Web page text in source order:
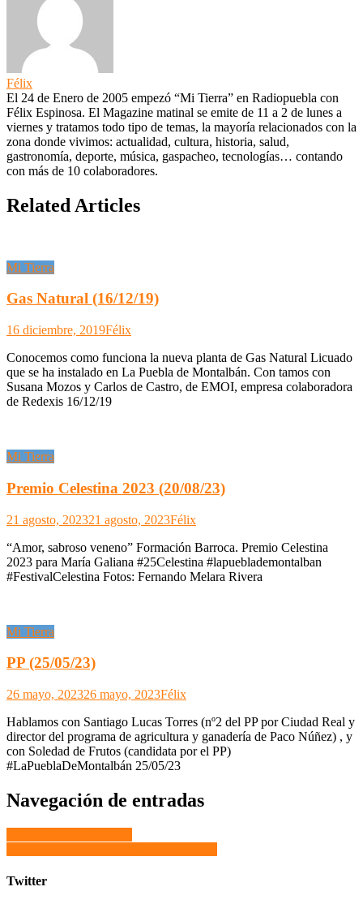
Félix
El 24 de Enero de 2005 empezó “Mi Tierra” en Radiopuebla con
Félix Espinosa. El Magazine matinal se emite de 11 a 2 de lunes a
viernes y tratamos todo tipo de temas, la mayoría relacionados con la
zona donde vivimos: actualidad, cultura, historia, salud,
gastronomía, deporte, música, gaspacheo, tecnologías… contando
con más de 10 colaboradores.
Related Articles
Mi Tierra
Gas Natural (16/12/19)
16 diciembre, 2019Félix
Conocemos como funciona la nueva planta de Gas Natural Licuado
que se ha instalado en La Puebla de Montalbán. Con tamos con
Susana Mozos y Carlos de Castro, de EMOI, empresa colaboradora
de Redexis 16/12/19
Mi Tierra
Premio Celestina 2023 (20/08/23)
21 agosto, 202321 agosto, 2023Félix
“Amor, sabroso veneno” Formación Barroca. Premio Celestina
2023 para María Galiana #25Celestina #lapueblademontalban
#FestivalCelestina Fotos: Fernando Melara Rivera
Mi Tierra
PP (25/05/23)
26 mayo, 202326 mayo, 2023Félix
Hablamos con Santiago Lucas Torres (nº2 del PP por Ciudad Real y
director del programa de agricultura y ganadería de Paco Núñez) , y
con Soledad de Frutos (candidata por el PP)
#LaPueblaDeMontalbán 25/05/23
Navegación de entradas
Twitter